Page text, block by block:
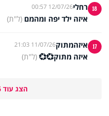
18 רחלי12/07/26 00:57
איזה ילד יפה ומהמם (ל"ת)
17 איזהמתוק11/07/26 21:03
איזה מתוק💞💞 (ל"ת)
הצג עוד 16 תגובות